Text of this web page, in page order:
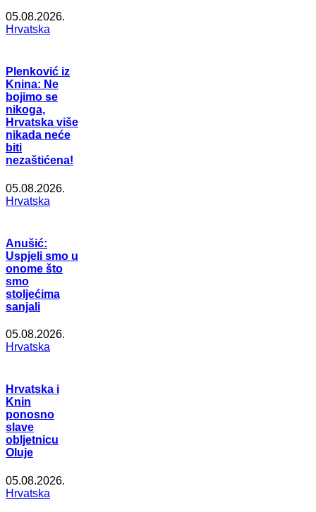
05.08.2026.
Hrvatska
Plenković iz
Knina: Ne
bojimo se
nikoga,
Hrvatska više
nikada neće
biti
nezaštićena!
05.08.2026.
Hrvatska
Anušić:
Uspjeli smo u
onome što
smo
stoljećima
sanjali
05.08.2026.
Hrvatska
Hrvatska i
Knin
ponosno
slave
obljetnicu
Oluje
05.08.2026.
Hrvatska